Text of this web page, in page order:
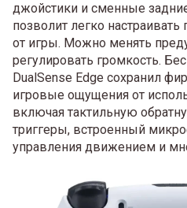
джойстики и сменные
позволит легко
от игры. Можно менять
регулировать громкость.
DualSense Edge сохранил
игровые ощущения от
включая тактильную
триггеры, встроенный
управления движением и